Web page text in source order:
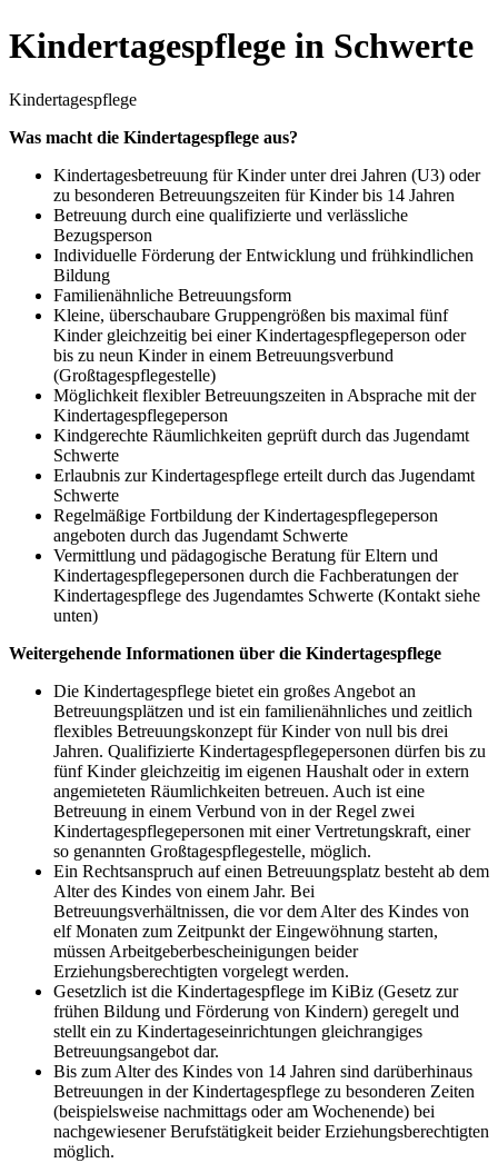
Kindertagespflege in Schwerte
Kindertagespflege
Was macht die Kindertagespflege aus?
Kindertagesbetreuung für Kinder unter drei Jahren (U3) oder
zu besonderen Betreuungszeiten für Kinder bis 14 Jahren
Betreuung durch eine qualifizierte und verlässliche
Bezugsperson
Individuelle Förderung der Entwicklung und frühkindlichen
Bildung
Familienähnliche Betreuungsform
Kleine, überschaubare Gruppengrößen bis maximal fünf
Kinder gleichzeitig bei einer Kindertagespflegeperson oder
bis zu neun Kinder in einem Betreuungsverbund
(Großtagespflegestelle)
Möglichkeit flexibler Betreuungszeiten in Absprache mit der
Kindertagespflegeperson
Kindgerechte Räumlichkeiten geprüft durch das Jugendamt
Schwerte
Erlaubnis zur Kindertagespflege erteilt durch das Jugendamt
Schwerte
Regelmäßige Fortbildung der Kindertagespflegeperson
angeboten durch das Jugendamt Schwerte
Vermittlung und pädagogische Beratung für Eltern und
Kindertagespflegepersonen durch die Fachberatungen der
Kindertagespflege des Jugendamtes Schwerte (Kontakt siehe
unten)
Weitergehende Informationen über die Kindertagespflege
Die Kindertagespflege bietet ein großes Angebot an
Betreuungsplätzen und ist ein familienähnliches und zeitlich
flexibles Betreuungskonzept für Kinder von null bis drei
Jahren. Qualifizierte Kindertagespflegepersonen dürfen bis zu
fünf Kinder gleichzeitig im eigenen Haushalt oder in extern
angemieteten Räumlichkeiten betreuen. Auch ist eine
Betreuung in einem Verbund von in der Regel zwei
Kindertagespflegepersonen mit einer Vertretungskraft, einer
so genannten Großtagespflegestelle, möglich.
Ein Rechtsanspruch auf einen Betreuungsplatz besteht ab dem
Alter des Kindes von einem Jahr. Bei
Betreuungsverhältnissen, die vor dem Alter des Kindes von
elf Monaten zum Zeitpunkt der Eingewöhnung starten,
müssen Arbeitgeberbescheinigungen beider
Erziehungsberechtigten vorgelegt werden.
Gesetzlich ist die Kindertagespflege im KiBiz (Gesetz zur
frühen Bildung und Förderung von Kindern) geregelt und
stellt ein zu Kindertageseinrichtungen gleichrangiges
Betreuungsangebot dar.
Bis zum Alter des Kindes von 14 Jahren sind darüberhinaus
Betreuungen in der Kindertagespflege zu besonderen Zeiten
(beispielsweise nachmittags oder am Wochenende) bei
nachgewiesener Berufstätigkeit beider Erziehungsberechtigten
möglich.